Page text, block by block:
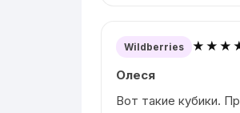
Wildberries
Олеся
Вот такие кубики.